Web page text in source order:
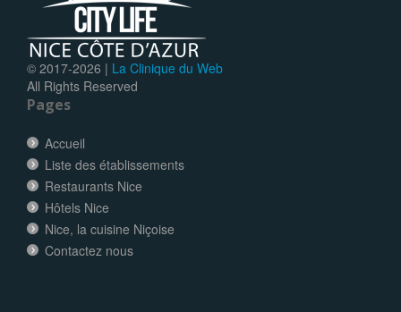
© 2017-2026 | La Clinique du Web
All Rights Reserved
Pages
Accueil
Liste des établissements
Restaurants Nice
Hôtels Nice
Nice, la cuisine Niçoise
Contactez nous